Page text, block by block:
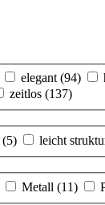
elegant(94)
zeitlos (137)
(5) leicht
Metall (11)